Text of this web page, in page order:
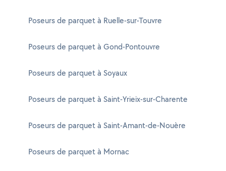
Poseurs de parquet à Ruelle-sur-Touvre
Poseurs de parquet à Gond-Pontouvre
Poseurs de parquet à Soyaux
Poseurs de parquet à Saint-Yrieix-sur-Charente
Poseurs de parquet à Saint-Amant-de-Nouère
Poseurs de parquet à Mornac